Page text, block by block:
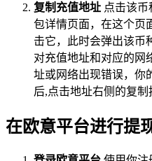
复制充值地址 点击该
包详情页面，在这个页
击它，此时会弹出该币
对充值地址和对应的网
址或网络出现错误，你
后,点击地址右侧的复制
在欧意平台进行提